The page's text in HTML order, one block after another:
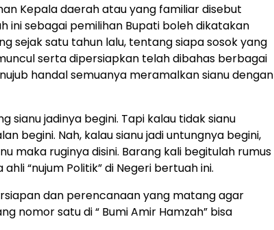
Kepala daerah atau yang familiar disebut
ini sebagai pemilihan Bupati boleh dikatakan
sejak satu tahun lalu, tentang siapa sosok yang
serta dipersiapkan telah dibahas berbagai
handal semuanya meramalkan sianu dengan
sianu jadinya begini. Tapi kalau tidak sianu
begini. Nah, kalau sianu jadi untungnya begini,
maka ruginya disini. Barang kali begitulah rumus
“nujum Politik” di Negeri bertuah ini.
dan perencanaan yang matang agar
nomor satu di “ Bumi Amir Hamzah” bisa